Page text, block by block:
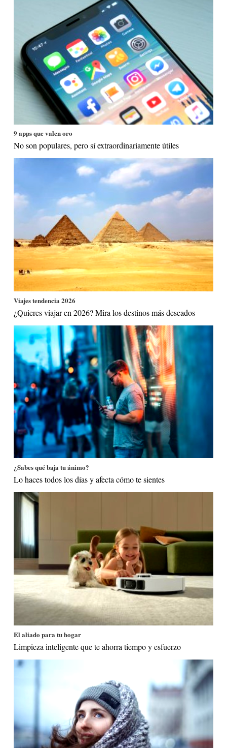
9 apps que valen oro
No son populares, pero sí extraordinariamente útiles
Viajes tendencia 2026
¿Quieres viajar en 2026? Mira los destinos más deseados
¿Sabes qué baja tu ánimo?
Lo haces todos los días y afecta cómo te sientes
El aliado para tu hogar
Limpieza inteligente que te ahorra tiempo y esfuerzo